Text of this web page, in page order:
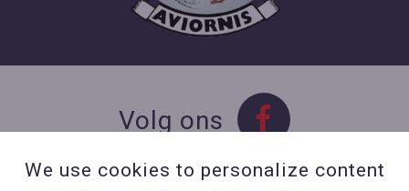
Volg ons
We use cookies to personalize content